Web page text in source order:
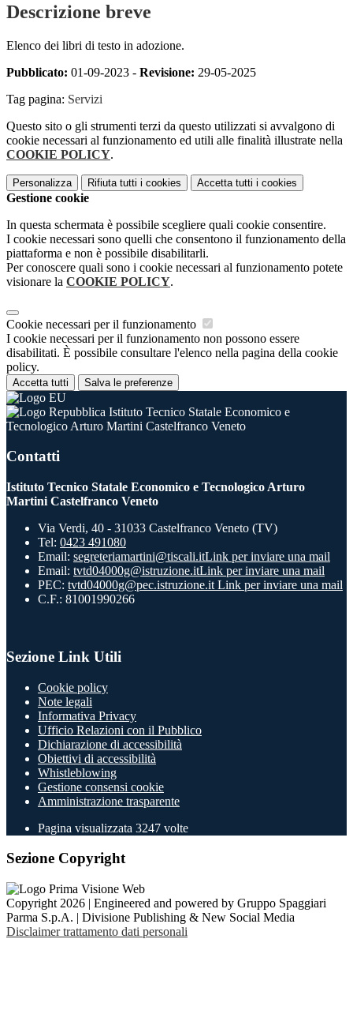
Descrizione breve
Elenco dei libri di testo in adozione.
Pubblicato: 01-09-2023 - Revisione: 29-05-2025
Tag pagina: Servizi
Questo sito o gli strumenti terzi da questo utilizzati si avvalgono di
cookie necessari al funzionamento ed utili alle finalità illustrate nella
COOKIE POLICY.
Personalizza Rifiuta tutti i cookies Accetta tutti i cookies
Gestione cookie
In questa schermata è possibile scegliere quali cookie consentire.
I cookie necessari sono quelli che consentono il funzionamento della
piattaforma e non è possibile disabilitarli.
Per conoscere quali sono i cookie necessari al funzionamento potete
visionare la COOKIE POLICY.
Cookie necessari per il funzionamento
I cookie necessari per il funzionamento non possono essere
disabilitati. È possibile consultare l'elenco nella pagina della cookie
policy.
Accetta tutti Salva le preferenze
Istituto Tecnico Statale Economico e
Tecnologico Arturo Martini Castelfranco Veneto
Contatti
Istituto Tecnico Statale Economico e Tecnologico Arturo
Martini Castelfranco Veneto
Via Verdi, 40 - 31033 Castelfranco Veneto (TV)
Tel: 0423 491080
Email: segreteriamartini@tiscali.itLink per inviare una mail
Email: tvtd04000g@istruzione.itLink per inviare una mail
PEC: tvtd04000g@pec.istruzione.it Link per inviare una mail
C.F.: 81001990266
Sezione Link Utili
Cookie policy
Note legali
Informativa Privacy
Ufficio Relazioni con il Pubblico
Dichiarazione di accessibilità
Obiettivi di accessibilità
Whistleblowing
Gestione consensi cookie
Amministrazione trasparente
Pagina visualizzata 3247 volte
Sezione Copyright
Copyright 2026 | Engineered and powered by Gruppo Spaggiari
Parma S.p.A. | Divisione Publishing & New Social Media
Disclaimer trattamento dati personali